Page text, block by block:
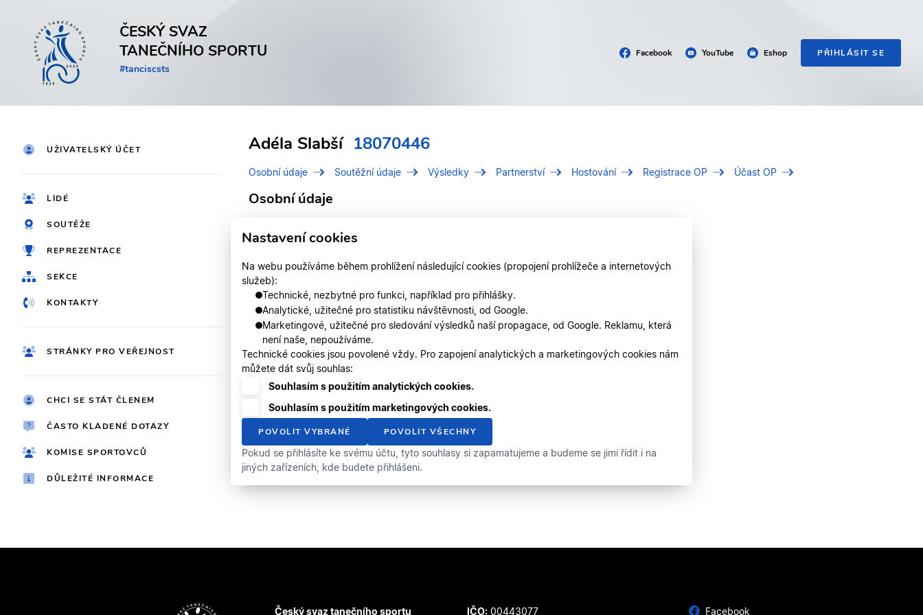
ČESKÝ SVAZ
TANEČNÍHO SPORTU
#tanciscsts
Facebook YouTube Eshop PŘIHLÁSIT SE
UŽIVATELSKÝ ÚČET
LIDÉ
SOUTĚŽE
REPREZENTACE
SEKCE
KONTAKTY
STRÁNKY PRO VEŘEJNOST
CHCI SE STÁT ČLENEM
ČASTO KLADENÉ DOTAZY
KOMISE SPORTOVCŮ
DŮLEŽITÉ INFORMACE
Adéla Slabší 18070446
Osobní údaje Soutěžní údaje Výsledky Partnerství Hostování Registrace OP Účast OP
Osobní údaje
Identifikační číslo (IDT)
Registrován v divizi Jihočeská divize
Český svaz tanečního sportu IČO:00443077 Facebook
Nastavení cookies
Na webu používáme během prohlížení následující cookies (propojení prohlížeče a internetových
služeb):
Technické, nezbytné pro funkci, například pro přihlášky.
Analytické, užitečné pro statistiku návštěvnosti, od Google.
Marketingové, užitečné pro sledování výsledků naší propagace, od Google. Reklamu, která
není naše, nepoužíváme.
Technické cookies jsou povolené vždy. Pro zapojení analytických a marketingových cookies nám
můžete dát svůj souhlas:
Souhlasím s použitím analytických cookies.
Souhlasím s použitím marketingových cookies.
POVOLIT VYBRANÉ POVOLIT VŠECHNY
Pokud se přihlásíte ke svému účtu, tyto souhlasy si zapamatujeme a budeme se jimi řídit i na
jiných zařízeních, kde budete přihlášeni.